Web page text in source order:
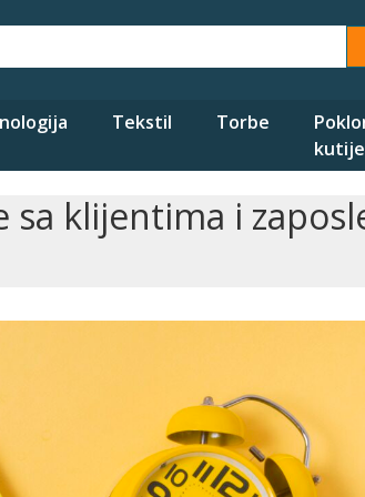
Tekstil Torbe
kutije
sa klijentima i